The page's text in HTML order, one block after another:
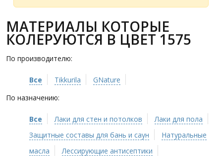
МАТЕРИАЛЫ КОТОРЫЕ
КОЛЕРУЮТСЯ В ЦВЕТ 1575
По производителю:
Все Tikkurila
GNature
По назначению:
Все Лаки для стен и потолков
Лаки для пола
Защитные составы для бань и саун
Натуральные
масла
Лессирующие антисептики